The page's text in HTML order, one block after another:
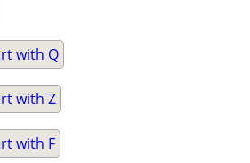
with Q
with Z
with F